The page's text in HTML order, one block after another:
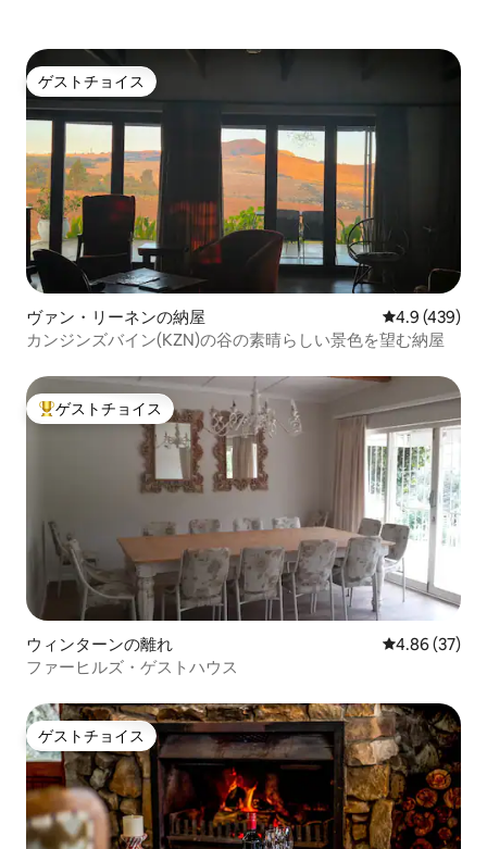
ゲストチョイス
ゲストチョイス
ヴァン・リーネンの納屋 レビュー439
4.9 (439)
カンジンズバイン(KZN)の谷の素晴らしい景色を望む納屋
大好評のゲストチョイスです。
ゲストチョイス
ウィンターンの離れ レビュー37
4.86 (37)
ファーヒルズ・ゲストハウス
ゲストチョイス
ゲストチョイス